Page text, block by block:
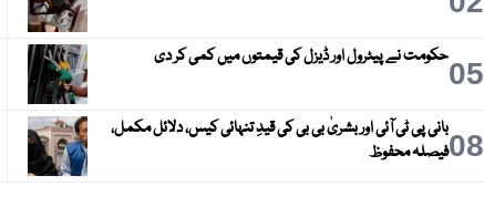
05حکومت نے پیٹرول اور ڈیزل کی قیمتوں میں کمی کر دی
08بانی پی ٹی آئی اور بشریٰ بی بی کی قیدِ تنہائی کیس، دلائل مکمل،
فیصلہ محفوظ